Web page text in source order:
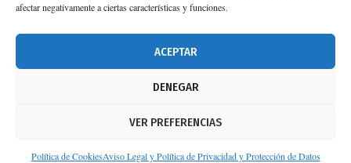
afectar negativamente a ciertas características y funciones.
ACEPTAR
DENEGAR
VER PREFERENCIAS
Política de CookiesAviso Legal y Política de Privacidad y Protección de Datos
674 02 62 03
Aviso legal
Protección de datos personales
Suscripción a Newsletter